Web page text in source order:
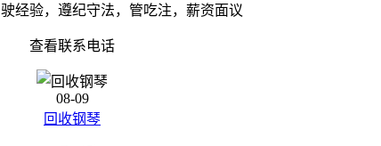
经验，遵纪守法，管吃注，薪资面议
查看联系电话
08-09
回收钢琴